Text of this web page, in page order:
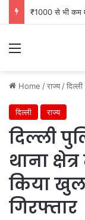
Menu
Home /राज्य /दिल्ली
दिल्ली राज्य
दिल्ली
थाना
किया
गिरफ्तार